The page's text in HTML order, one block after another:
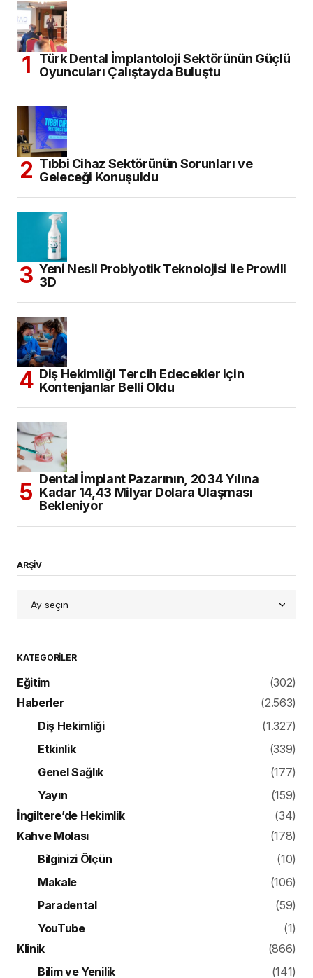
Türk Dental İmplantoloji Sektörünün Güçlü
Oyuncuları Çalıştayda Buluştu
Tıbbi Cihaz Sektörünün Sorunları ve
Geleceği Konuşuldu
Yeni Nesil Probiyotik Teknolojisi ile Prowill
3D
Diş Hekimliği Tercih Edecekler için
Kontenjanlar Belli Oldu
Dental İmplant Pazarının, 2034 Yılına
Kadar 14,43 Milyar Dolara Ulaşması
Bekleniyor
ARŞİV
KATEGORILER
Eğitim
(302)
Haberler
(2.563)
Diş Hekimliği
(1.327)
Etkinlik
(339)
Genel Sağlık
(177)
Yayın
(159)
İngiltere’de Hekimlik
(34)
Kahve Molası
(178)
Bilginizi Ölçün
(10)
Makale
(106)
Paradental
(59)
YouTube
(1)
Klinik
(866)
Bilim ve Yenilik
(141)